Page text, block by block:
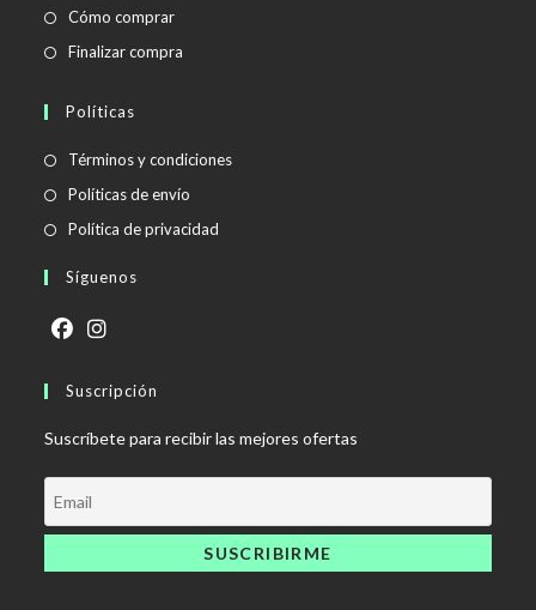
Cómo comprar
Finalizar compra
Políticas
Términos y condicionesSe
Políticas de envío
abre
Política de privacidad
Síguenos
abre
una
nueva
pestaña
abre
una
nueva
pestaña
Suscripción
Suscríbete para recibir las mejores ofertas